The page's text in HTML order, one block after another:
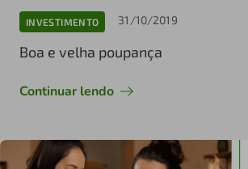
INVESTIMENTO 31/10/2019
Boa e velha poupança
Continuar lendo